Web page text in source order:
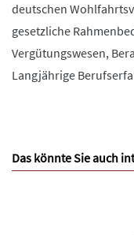
deutschen
gesetzliche
Vergütungswesen,
Langjährige
Das könnte Sie auch